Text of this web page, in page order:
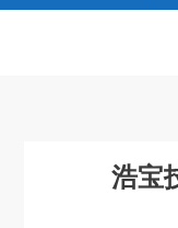
浩宝